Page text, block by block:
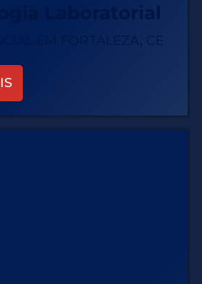
Laboratorial
EM FORTALEZA, CE